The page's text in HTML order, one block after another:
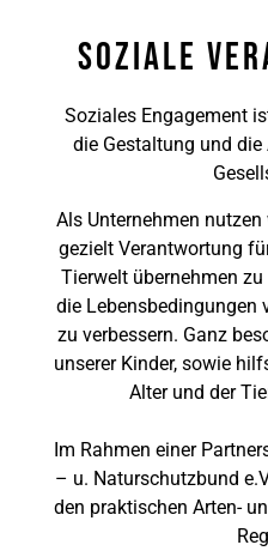
Soziale
Soziales Engagement
die Gestaltung und
Als Unternehmen
gezielt Verantwortung
Tierwelt übernehmen
die Lebensbedingungen
zu verbessern. Ganz
unserer Kinder, sowie
Alter und der
Im Rahmen einer
– u. Naturschutzbund
den praktischen Arten-